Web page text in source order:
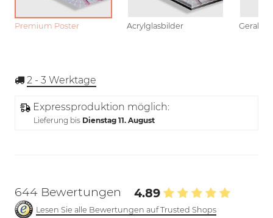
Premium Poster Acrylglasbilder
2 - 3 Werktage
Expressproduktion möglich:
Lieferung bis Dienstag 11. August
644 Bewertungen 4.89
Lesen Sie alle Bewertungen auf Trusted Shops